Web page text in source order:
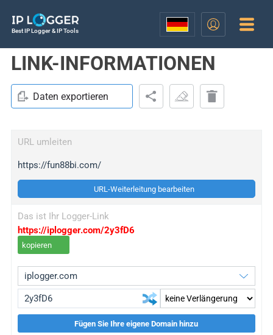
Best IP Logger & IP Tools
LINK-INFORMATIONEN
Daten exportieren
URL umleiten
https://fun88bi.com/
URL-Weiterleitung bearbeiten
Das ist Ihr Logger-Link
https://iplogger.com/2y3fD6
kopieren
Fügen Sie Ihre eigene Domain hinzu